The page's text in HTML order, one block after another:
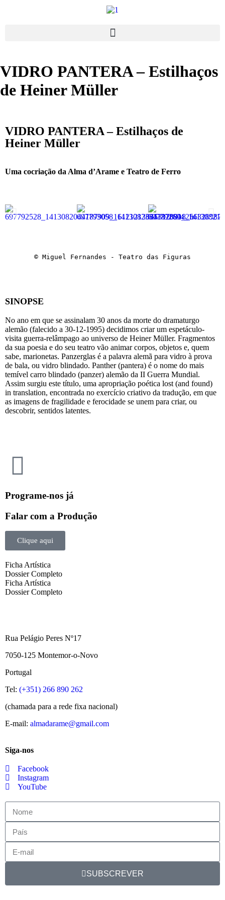
VIDRO PANTERA – Estilhaços
de Heiner Müller
VIDRO PANTERA – Estilhaços de
Heiner Müller
Uma cocriação da Alma d’Arame e Teatro de Ferro
© Miguel Fernandes - Teatro das Figuras
SINOPSE
No ano em que se assinalam 30 anos da morte do dramaturgo
alemão (falecido a 30-12-1995) decidimos criar um espetáculo-
visita guerra-relâmpago ao universo de Heiner Müller. Fragmentos
da sua poesia e do seu teatro vão animar corpos, objetos e, quem
sabe, marionetas. Panzerglas é a palavra alemã para vidro à prova
de bala, ou vidro blindado. Panther (pantera) é o nome do mais
temível carro blindado (panzer) alemão da II Guerra Mundial.
Assim surgiu este título, uma apropriação poética lost (and found)
in translation, encontrada no exercício criativo da tradução, em que
as imagens de fragilidade e ferocidade se unem para criar, ou
descobrir, sentidos latentes.
Programe-nos já
Falar com a Produção
Clique aqui
Ficha Artística
Dossier Completo
Ficha Artística
Dossier Completo
Rua Pelágio Peres Nº17
7050-125 Montemor-o-Novo
Portugal
Tel: (+351) 266 890 262
(chamada para a rede fixa nacional)
E-mail: almadarame@gmail.com
Siga-nos
Facebook
Instagram
YouTube
SUBSCREVER